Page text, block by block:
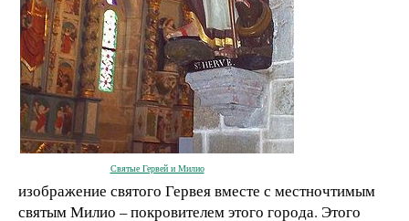
Святые Гервей и Милио
изображение святого Гервея вместе с местночтимым
святым Милио – покровителем этого города. Этого